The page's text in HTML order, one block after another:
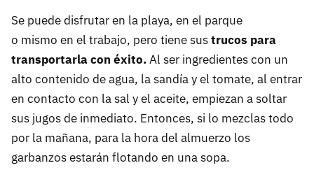
Se puede disfrutar en la playa, en el parque
o mismo en el trabajo, pero tiene sustrucos para
transportarla con éxito.Al ser ingredientes con un
alto contenido de agua, la sandía y el tomate, al entrar
en contacto con la sal y el aceite, empiezan a soltar
sus jugos de inmediato. Entonces, si lo mezclas todo
por la mañana, para la hora del almuerzo los
garbanzos estarán flotando en una sopa.